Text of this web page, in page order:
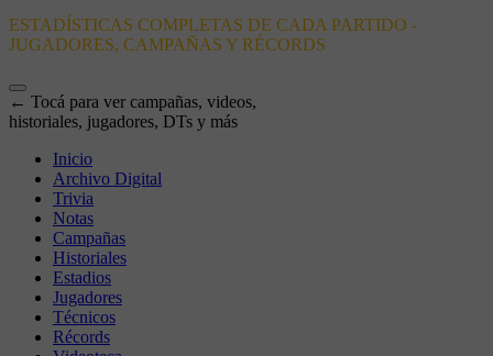
ESTADÍSTICAS COMPLETAS DE CADA PARTIDO -
JUGADORES, CAMPAÑAS Y RÉCORDS
← Tocá para ver campañas, videos,
historiales, jugadores, DTs y más
Inicio
Archivo Digital
Trivia
Notas
Campañas
Historiales
Estadios
Jugadores
Técnicos
Récords